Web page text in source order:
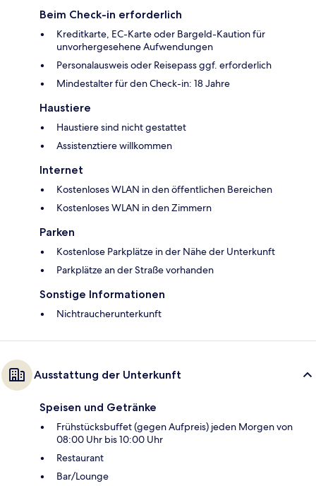
Beim Check-in erforderlich
Kreditkarte, EC-Karte oder Bargeld-Kaution für
unvorhergesehene Aufwendungen
Personalausweis oder Reisepass ggf. erforderlich
Mindestalter für den Check-in: 18 Jahre
Haustiere
Haustiere sind nicht gestattet
Assistenztiere willkommen
Internet
Kostenloses WLAN in den öffentlichen Bereichen
Kostenloses WLAN in den Zimmern
Parken
Kostenlose Parkplätze in der Nähe der Unterkunft
Parkplätze an der Straße vorhanden
Sonstige Informationen
Nichtraucherunterkunft
Ausstattung der Unterkunft
Speisen und Getränke
Frühstücksbuffet (gegen Aufpreis) jeden Morgen von
08:00 Uhr bis 10:00 Uhr
Restaurant
Bar/Lounge